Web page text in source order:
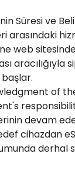
Süresi ve
arasındaki
web
aracılığıyla
of
devam
cihazdan
derhal